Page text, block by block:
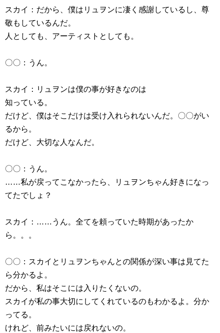
スカイ：だから、僕はリュヲンに凄く感謝しているし、尊
敬もしているんだ。
人としても、アーティストとしても。
〇〇：うん。
スカイ：リュヲンは僕の事が好きなのは
知っている。
だけど、僕はそこだけは受け入れられないんだ。〇〇がい
るから。
だけど、大切な人なんだ。
〇〇：うん。
……私が戻ってこなかったら、リュヲンちゃん好きになっ
てたでしょ？
スカイ：……うん。全てを頼っていた時期があったか
ら。。。
〇〇：スカイとリュヲンちゃんとの関係が深い事は見てた
ら分かるよ。
だから、私はそこには入りたくないの。
スカイが私の事大切にしてくれているのもわかるよ。分か
ってる。
けれど、前みたいには戻れないの。